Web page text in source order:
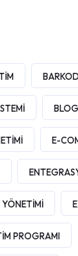
BARKOD
BLOG
E-
YÖNETIMI
PROGRAMI